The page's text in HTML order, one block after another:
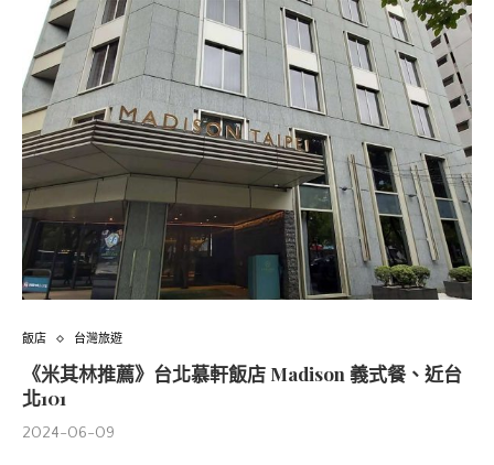
飯店 台灣旅遊
《米其林推薦》台北慕軒飯店 Madison 義式餐、近台
北101
2024-06-09